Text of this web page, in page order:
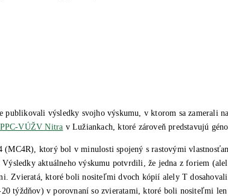
výsledky svojho výskumu, v ktorom sa zamerali
VÚŽV Nitra v Lužiankach, ktoré zároveň predstavujú
ktorý bol v minulosti spojený s rastovými
aktuálneho výskumu potvrdili, že jedna z foriem
Zvieratá, ktoré boli nositeľmi dvoch kópií alely T
týždňov) v porovnaní so zvieratami, ktoré boli nositeľmi